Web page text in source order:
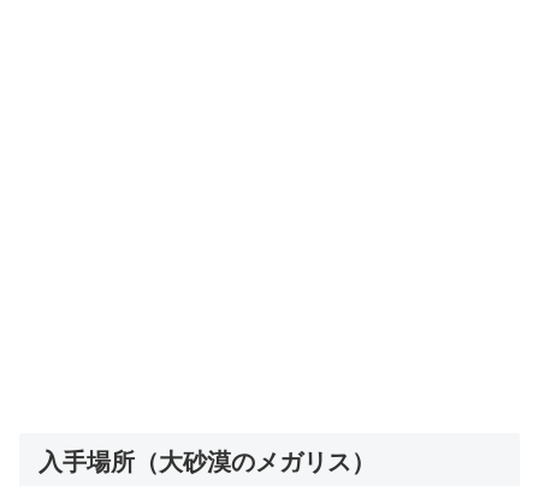
入手場所（大砂漠のメガリス）